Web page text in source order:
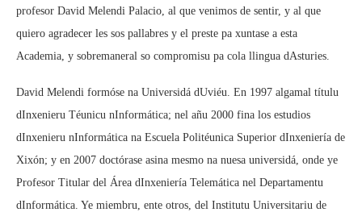
profesor David Melendi Palacio, al que venimos de sentir, y al que
quiero agradecer les sos pallabres y el preste pa xuntase a esta
Academia, y sobremaneral so compromisu pa cola llingua dAsturies.
David Melendi formóse na Universidá dUviéu. En 1997 algamal títulu
dInxenieru Téunicu nInformática; nel añu 2000 fina los estudios
dInxenieru nInformática na Escuela Politéunica Superior dInxeniería de
Xixón; y en 2007 doctórase asina mesmo na nuesa universidá, onde ye
Profesor Titular del Área dInxeniería Telemática nel Departamentu
dInformática. Ye miembru, ente otros, del Institutu Universitariu de